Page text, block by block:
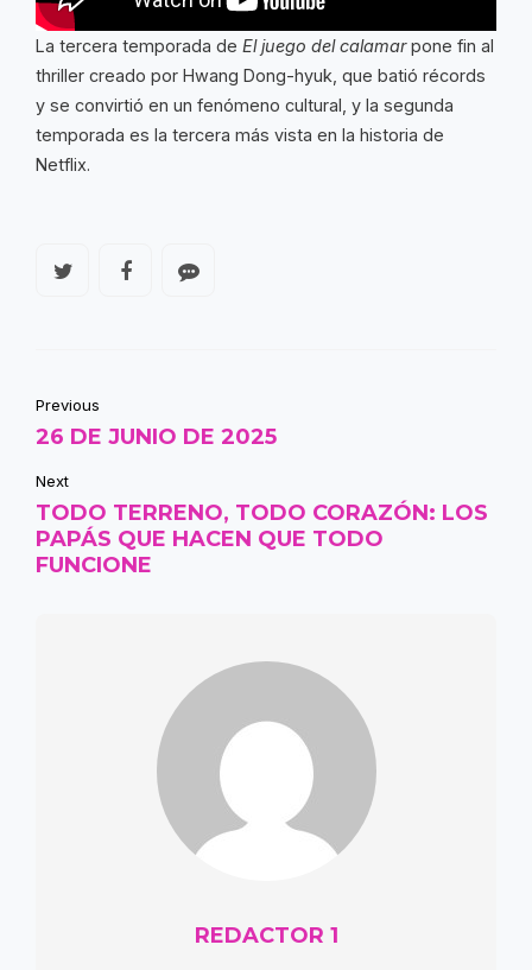
La tercera temporada de El juego del calamarpone fin al
thriller creado por Hwang Dong-hyuk, que batió récords
y se convirtió en un fenómeno cultural, y la segunda
temporada es la tercera más vista en la historia de
Netflix.
Previous
26 DE JUNIO DE 2025
Next
TODO TERRENO, TODO CORAZÓN: LOS
PAPÁS QUE HACEN QUE TODO
FUNCIONE
REDACTOR 1